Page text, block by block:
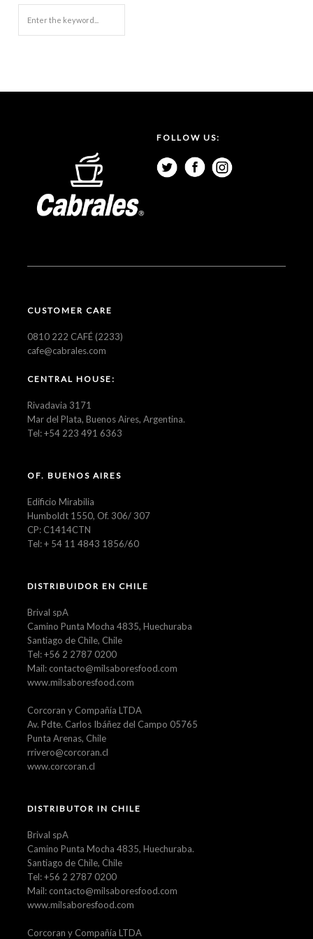
FOLLOW US:
CUSTOMER CARE
0810 222 CAFÉ (2233)
cafe@cabrales.com
CENTRAL HOUSE:
Rivadavia 3171
Mar del Plata, Buenos Aires, Argentina.
Tel: +54 223 491 6363
OF. BUENOS AIRES
Edificio Mirabilia
Humboldt 1550, Of. 306/ 307
CP: C1414CTN
Tel: + 54 11 4843 1856/60
DISTRIBUIDOR EN CHILE
Brival spA
Camino Punta Mocha 4835, Huechuraba
Santiago de Chile, Chile
Tel: +56 2 2787 0200
Mail: contacto@milsaboresfood.com
www.milsaboresfood.com
Corcoran y Compañía LTDA
Av. Pdte. Carlos Ibáñez del Campo 05765
Punta Arenas, Chile
rrivero@corcoran.cl
www.corcoran.cl
DISTRIBUTOR IN CHILE
Brival spA
Camino Punta Mocha 4835, Huechuraba.
Santiago de Chile, Chile
Tel: +56 2 2787 0200
Mail: contacto@milsaboresfood.com
www.milsaboresfood.com
Corcoran y Compañía LTDA